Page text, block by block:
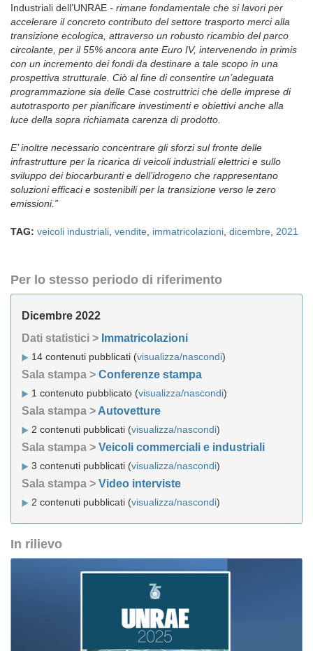
Industriali dell’UNRAE - rimane fondamentale che si lavori per
accelerare il concreto contributo del settore trasporto merci alla
transizione ecologica, attraverso un robusto ricambio del parco
circolante, per il 55% ancora ante Euro IV, intervenendo in primis
con un incremento dei fondi da destinare a tale scopo in una
prospettiva strutturale. Ciò al fine di consentire un’adeguata
programmazione sia delle Case costruttrici che delle imprese di
autotrasporto per pianificare investimenti e obiettivi anche alla
luce della sopra richiamata carenza di prodotto.
E’ inoltre necessario concentrare gli sforzi sul fronte delle
infrastrutture per la ricarica di veicoli industriali elettrici e sullo
sviluppo dei biocarburanti e dell’idrogeno che rappresentano
soluzioni efficaci e sostenibili per la transizione verso le zero
emissioni.”
TAG: veicoli industriali vendite immatricolazioni dicembre 2021
Per lo stesso periodo di riferimento
Dicembre 2022
Dati statistici > Immatricolazioni
14 contenuti pubblicati (visualizza/nascondi)
Sala stampa > Conferenze stampa
1 contenuto pubblicato (visualizza/nascondi)
Sala stampa > Autovetture
2 contenuti pubblicati (visualizza/nascondi)
Sala stampa > Veicoli commerciali e industriali
3 contenuti pubblicati (visualizza/nascondi)
Sala stampa > Video interviste
2 contenuti pubblicati (visualizza/nascondi)
In rilievo